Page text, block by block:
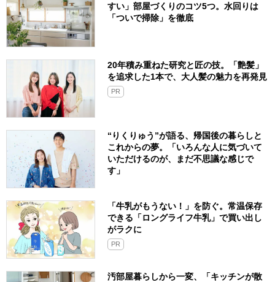
すい」部屋づくりのコツ5つ。水回りは
「ついで掃除」を徹底
20年積み重ねた研究と匠の技。「艶髪」
を追求した1本で、大人髪の魅力を再発見
PR
“りくりゅう”が語る、帰国後の暮らしと
これからの夢。「いろんな人に気づいて
いただけるのが、まだ不思議な感じで
す」
「牛乳がもうない！」を防ぐ。常温保存
できる「ロングライフ牛乳」で買い出し
がラクに
PR
汚部屋暮らしから一変、「キッチンが散